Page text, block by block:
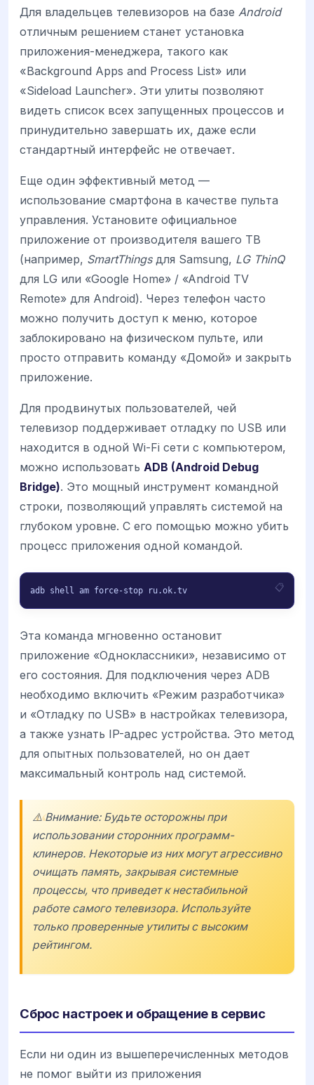
Для владельцев телевизоров на базе Android
отличным решением станет установка
приложения-менеджера, такого как
«Background Apps and Process List» или
«Sideload Launcher». Эти улиты позволяют
видеть список всех запущенных процессов и
принудительно завершать их, даже если
стандартный интерфейс не отвечает.
Еще один эффективный метод —
использование смартфона в качестве пульта
управления. Установите официальное
приложение от производителя вашего ТВ
(например, SmartThingsдля Samsung, LG ThinQ
для LG или «Google Home» / «Android TV
Remote» для Android). Через телефон часто
можно получить доступ к меню, которое
заблокировано на физическом пульте, или
просто отправить команду «Домой» и закрыть
приложение.
Для продвинутых пользователей, чей
телевизор поддерживает отладку по USB или
находится в одной Wi-Fi сети с компьютером,
можно использовать ADB (Android Debug
Bridge). Это мощный инструмент командной
строки, позволяющий управлять системой на
глубоком уровне. С его помощью можно убить
процесс приложения одной командой.
adb shell am force-stop ru.ok.tv
Эта команда мгновенно остановит
приложение «Одноклассники», независимо от
его состояния. Для подключения через ADB
необходимо включить «Режим разработчика»
и «Отладку по USB» в настройках телевизора,
а также узнать IP-адрес устройства. Это метод
для опытных пользователей, но он дает
максимальный контроль над системой.
⚠️ Внимание: Будьте осторожны при
использовании сторонних программ-
клинеров. Некоторые из них могут агрессивно
очищать память, закрывая системные
процессы, что приведет к нестабильной
работе самого телевизора. Используйте
только проверенные утилиты с высоким
рейтингом.
Сброс настроек и обращение в сервис
Если ни один из вышеперечисленных методов
не помог выйти из приложения